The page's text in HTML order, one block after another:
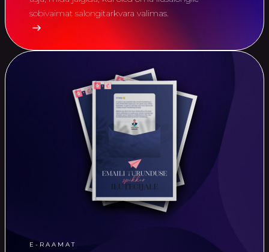
sobivaimat salongitarkvara valimas.
E-RAAMAT